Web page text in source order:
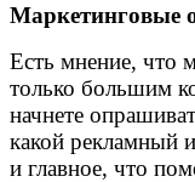
Маркетинговые
Есть мнение, что
только большим
начнете
какой рекламный
и главное, что